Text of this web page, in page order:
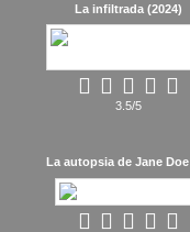
La infiltrada (2024)
3.5/5